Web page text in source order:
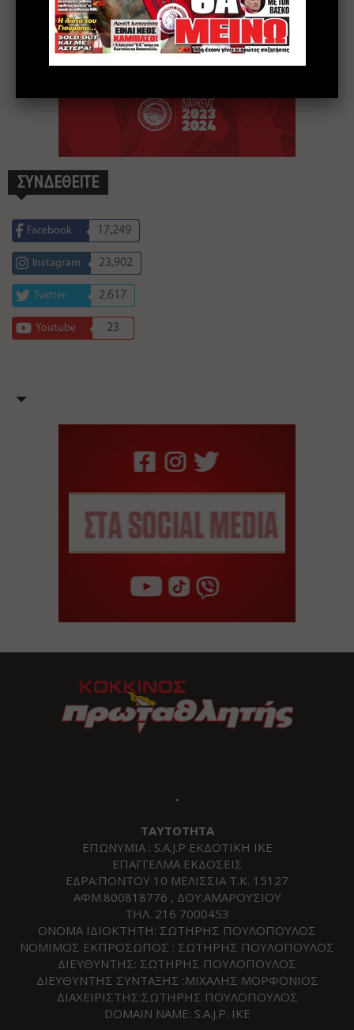
ΣΥΝΔΕΘΕΙΤΕ
Facebook 17,249
Instagram 23,902
Twitter 2,617
Youtube 23
.
ΤΑΥΤΟΤΗΤΑ
ΕΠΩΝΥΜΙΑ : S.A.J.P ΕΚΔΟΤΙΚΗ ΙΚΕ
ΕΠΑΓΓΕΛΜΑ ΕΚΔΟΣΕΙΣ
ΕΔΡΑ:ΠΟΝΤΟΥ 10 ΜΕΛΙΣΣΙΑ Τ.Κ. 15127
ΑΦΜ.800818776 , ΔΟΥ:ΑΜΑΡΟΥΣΙΟΥ
ΤΗΛ. 216 7000453
ΟΝΟΜΑ ΙΔΙΟΚΤΗΤΗ: ΣΩΤΗΡΗΣ ΠΟΥΛΟΠΟΥΛΟΣ
ΝΟΜΙΜΟΣ ΕΚΠΡΟΣΩΠΟΣ : ΣΩΤΗΡΗΣ ΠΟΥΛΟΠΟΥΛΟΣ
ΔΙΕΥΘΥΝΤΗΣ: ΣΩΤΗΡΗΣ ΠΟΥΛΟΠΟΥΛΟΣ
ΔΙΕΥΘΥΝΤΗΣ ΣΥΝΤΑΞΗΣ :ΜΙΧΑΛΗΣ ΜΟΡΦΟΝΙΟΣ
ΔΙΑΧΕΙΡΙΣΤΗΣ:ΣΩΤΗΡΗΣ ΠΟΥΛΟΠΟΥΛΟΣ
DOMAIN NAME: S.A.J.P. IKE